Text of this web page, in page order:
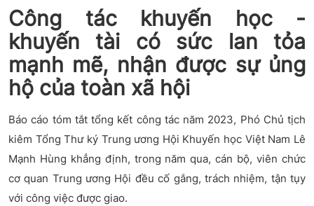
Công tác khuyến học -
khuyến tài có sức lan tỏa
mạnh mẽ, nhận được sự ủng
hộ của toàn xã hội
Báo cáo tóm tắt tổng kết công tác năm 2023, Phó Chủ tịch
kiêm Tổng Thư ký Trung ương Hội Khuyến học Việt Nam Lê
Mạnh Hùng khẳng định, trong năm qua, cán bộ, viên chức
cơ quan Trung ương Hội đều cố gắng, trách nhiệm, tận tụy
với công việc được giao.